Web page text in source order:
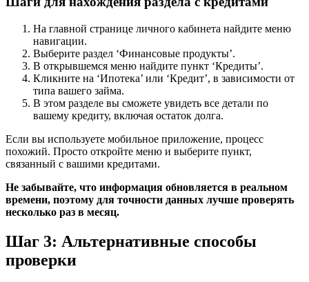
На главной странице личного кабинета найдите меню
навигации.
Выберите раздел ‘Финансовые продукты’.
В открывшемся меню найдите пункт ‘Кредиты’.
Кликните на ‘Ипотека’ или ‘Кредит’, в зависимости от
типа вашего займа.
В этом разделе вы сможете увидеть все детали по
вашему кредиту, включая остаток долга.
Если вы используете мобильное приложение, процесс
похожий. Просто откройте меню и выберите пункт,
связанный с вашими кредитами.
Не забывайте, что информация обновляется в реальном
времени, поэтому для точности данных лучше проверять
несколько раз в месяц.
Шаг 3: Альтернативные способы
проверки